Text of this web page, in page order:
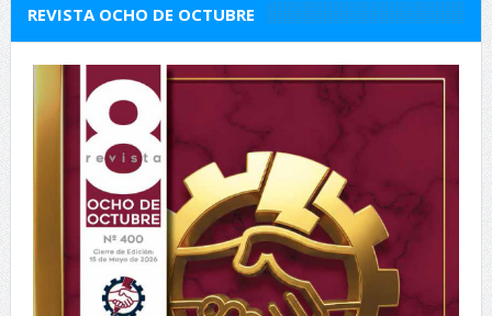
REVISTA OCHO DE OCTUBRE